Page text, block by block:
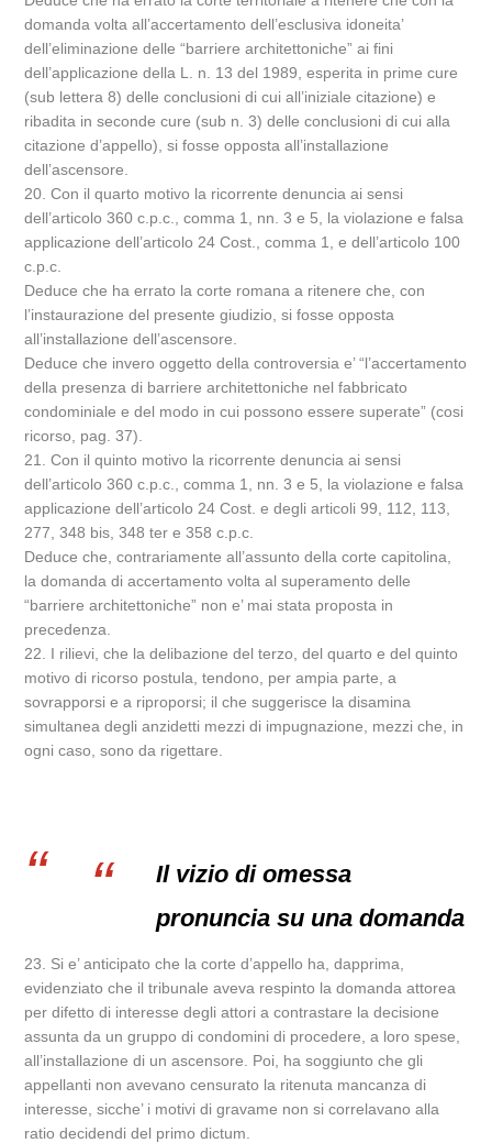
domanda volta all’accertamento dell’esclusiva idoneita’
dell’eliminazione delle “barriere architettoniche” ai fini
dell’applicazione della L. n. 13 del 1989, esperita in prime cure
(sub lettera 8) delle conclusioni di cui all’iniziale citazione) e
ribadita in seconde cure (sub n. 3) delle conclusioni di cui alla
citazione d’appello), si fosse opposta all’installazione
dell’ascensore.
20. Con il quarto motivo la ricorrente denuncia ai sensi
dell’articolo 360 c.p.c., comma 1, nn. 3 e 5, la violazione e falsa
applicazione dell’articolo 24 Cost., comma 1, e dell’articolo 100
c.p.c.
Deduce che ha errato la corte romana a ritenere che, con
l’instaurazione del presente giudizio, si fosse opposta
all’installazione dell’ascensore.
Deduce che invero oggetto della controversia e’ “l’accertamento
della presenza di barriere architettoniche nel fabbricato
condominiale e del modo in cui possono essere superate” (cosi
ricorso, pag. 37).
21. Con il quinto motivo la ricorrente denuncia ai sensi
dell’articolo 360 c.p.c., comma 1, nn. 3 e 5, la violazione e falsa
applicazione dell’articolo 24 Cost. e degli articoli 99, 112, 113,
277, 348 bis, 348 ter e 358 c.p.c.
Deduce che, contrariamente all’assunto della corte capitolina,
la domanda di accertamento volta al superamento delle
“barriere architettoniche” non e’ mai stata proposta in
precedenza.
22. I rilievi, che la delibazione del terzo, del quarto e del quinto
motivo di ricorso postula, tendono, per ampia parte, a
sovrapporsi e a riproporsi; il che suggerisce la disamina
simultanea degli anzidetti mezzi di impugnazione, mezzi che, in
ogni caso, sono da rigettare.
Il vizio di omessa
pronuncia su una domanda
23. Si e’ anticipato che la corte d’appello ha, dapprima,
evidenziato che il tribunale aveva respinto la domanda attorea
per difetto di interesse degli attori a contrastare la decisione
assunta da un gruppo di condomini di procedere, a loro spese,
all’installazione di un ascensore. Poi, ha soggiunto che gli
appellanti non avevano censurato la ritenuta mancanza di
interesse, sicche’ i motivi di gravame non si correlavano alla
ratio decidendi del primo dictum.